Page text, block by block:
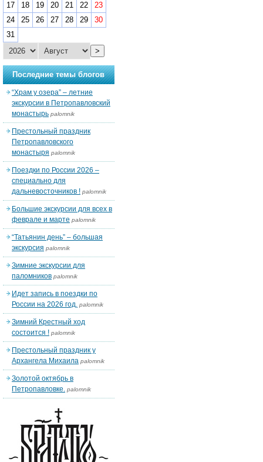
17
18 19 20 21 22
23
24
25 26 27 28 29
30
31
>
Последние темы блогов
“Храм у озера” – летние
экскурсии в Петропавловский
монастырь palomnik
Престольный праздник
Петропавловского
монастыря palomnik
Поездки по России 2026 –
специально для
дальневосточников ! palomnik
Большие экскурсии для всех в
феврале и марте palomnik
“Татьянин день” – большая
экскурсия palomnik
Зимние экскурсии для
паломников palomnik
Идет запись в поездки по
России на 2026 год. palomnik
Зимний Крестный ход
состоится ! palomnik
Престольный праздник у
Архангела Михаила palomnik
Золотой октябрь в
Петропавловке. palomnik